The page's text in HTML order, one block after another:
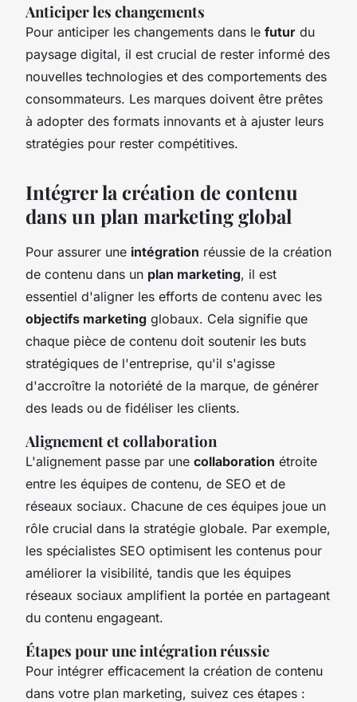
Anticiper les changements
Pour anticiper les changements dans le futur du
paysage digital, il est crucial de rester informé des
nouvelles technologies et des comportements des
consommateurs. Les marques doivent être prêtes
à adopter des formats innovants et à ajuster leurs
stratégies pour rester compétitives.
Intégrer la création de contenu
dans un plan marketing global
Pour assurer une intégration réussie de la création
de contenu dans un plan marketing, il est
essentiel d'aligner les efforts de contenu avec les
objectifs marketing globaux. Cela signifie que
chaque pièce de contenu doit soutenir les buts
stratégiques de l'entreprise, qu'il s'agisse
d'accroître la notoriété de la marque, de générer
des leads ou de fidéliser les clients.
Alignement et collaboration
L'alignement passe par une collaboration étroite
entre les équipes de contenu, de SEO et de
réseaux sociaux. Chacune de ces équipes joue un
rôle crucial dans la stratégie globale. Par exemple,
les spécialistes SEO optimisent les contenus pour
améliorer la visibilité, tandis que les équipes
réseaux sociaux amplifient la portée en partageant
du contenu engageant.
Étapes pour une intégration réussie
Pour intégrer efficacement la création de contenu
dans votre plan marketing, suivez ces étapes :